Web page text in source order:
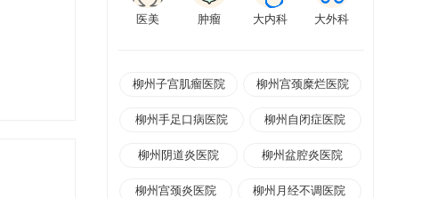
医美 肿瘤 大内科 大外科
柳州子宫肌瘤医院 柳州宫颈糜烂医院
柳州手足口病医院 柳州自闭症医院
柳州阴道炎医院 柳州盆腔炎医院
柳州宫颈炎医院 柳州月经不调医院